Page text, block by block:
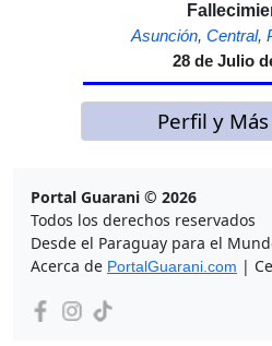
Asunción, Central,
28 de Julio
Perfil y
Portal Guarani © 2026
Todos los derechos reservados
Desde el Paraguay para el
Acerca de PortalGuarani.com |